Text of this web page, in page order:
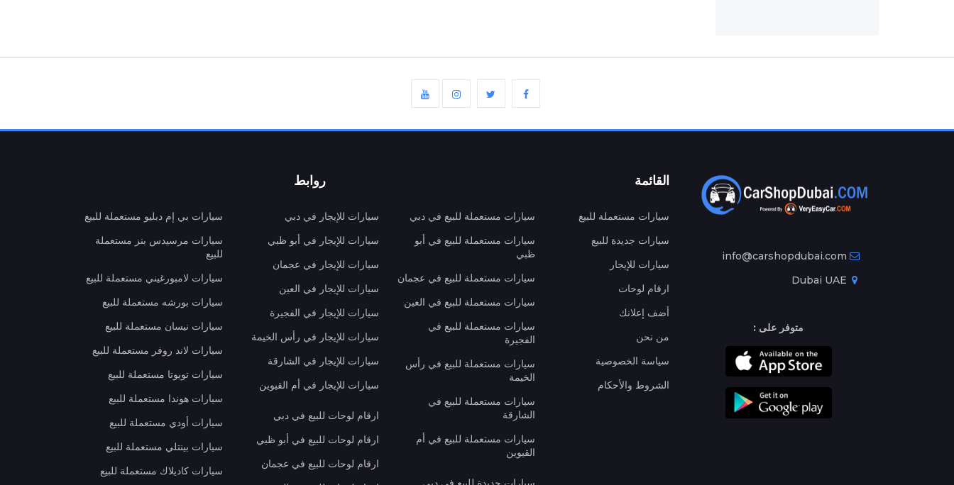
info@carshopdubai.com
متوفر على :
القائمة
سيارات مستعملة للبيع
سيارات جديدة للبيع
سيارات للإيجار
ارقام لوحات
أضف إعلانك
من نحن
سياسة الخصوصية
الشروط والأحكام
روابط
سيارات مستعملة للبيع في دبي
سيارات مستعملة للبيع في أبو
ظبي
سيارات مستعملة للبيع في عجمان
سيارات مستعملة للبيع في العين
سيارات مستعملة للبيع في
الفجيرة
سيارات مستعملة للبيع في رأس
الخيمة
سيارات مستعملة للبيع في
الشارقة
سيارات مستعملة للبيع في أم
القيوين
سيارات للإيجار في دبي
سيارات للإيجار في أبو ظبي
سيارات للإيجار في عجمان
سيارات للإيجار في العين
سيارات للإيجار في الفجيرة
سيارات للإيجار في رأس الخيمة
سيارات للإيجار في الشارقة
سيارات للإيجار في أم القيوين
ارقام لوحات للبيع في دبي
ارقام لوحات للبيع في أبو ظبي
ارقام لوحات للبيع في عجمان
سيارات بي إم دبليو مستعملة للبيع
سيارات مرسيدس بنز مستعملة
للبيع
سيارات لامبورغيني مستعملة للبيع
سيارات بورشه مستعملة للبيع
سيارات نيسان مستعملة للبيع
سيارات لاند روفر مستعملة للبيع
سيارات تويوتا مستعملة للبيع
سيارات هوندا مستعملة للبيع
سيارات أودي مستعملة للبيع
سيارات بينتلي مستعملة للبيع
سيارات كاديلاك مستعملة للبيع